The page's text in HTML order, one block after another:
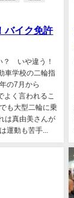
バイク免許
？ いや違う！
車学校の二輪指
の7月から
よく言われるこ
も大型二輪に乗
は真由美さんが
運動も苦手...